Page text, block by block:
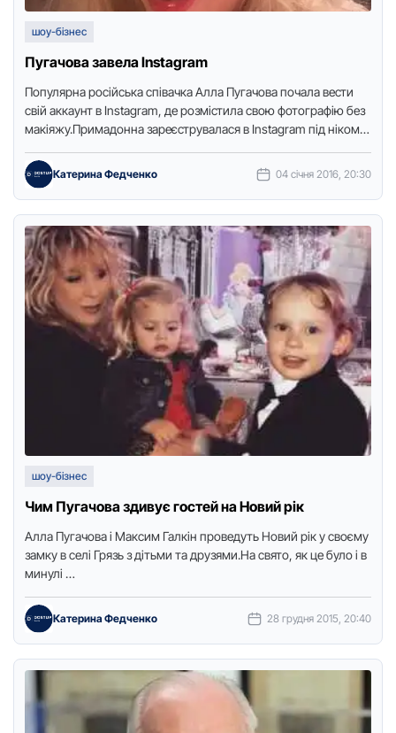
шоу-бізнес
Пугачова завела Instagram
Популярна російська співачка Алла Пугачова почала вести
свій аккаунт в Instagram, де розмістила свою фотографію без
макіяжу.Примадонна зареєструвалася в Instagram під ніком
Катерина Федченко 04 січня 2016, 20:30
шоу-бізнес
Чим Пугачова здивує гостей на Новий рік
Алла Пугачова і Максим Галкін проведуть Новий рік у своєму
замку в селі Грязь з дітьми та друзями.На свято, як це було і в
минулі …
Катерина Федченко 28 грудня 2015, 20:40